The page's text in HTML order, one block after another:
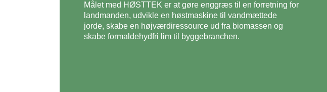
Målet med HØSTTEK er at gøre enggræs til en forretning for
landmanden, udvikle en høstmaskine til vandmættede
jorde, skabe en højværdiressource ud fra biomassen og
skabe formaldehydfri lim til byggebranchen.